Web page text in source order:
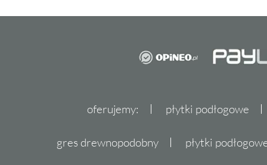
oferujemy: płytki podłogowe
gres drewnopodobny płytki